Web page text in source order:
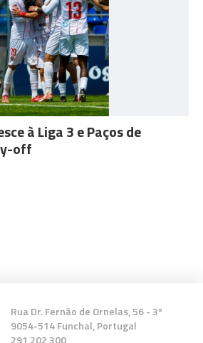
à Liga 3 e Paços de
off
Rua Dr. Fernão de Ornelas, 56 - 3º
9054-514 Funchal, Portugal
291 202 300